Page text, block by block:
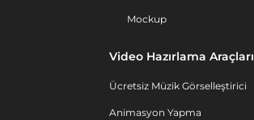
Mockup
Video Hazırlama Araçları
Ücretsiz Müzik Görselleştirici
Animasyon Yapma